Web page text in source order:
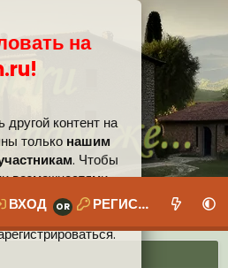
на
контент на
только нашим
. Чтобы
возможностями,
сообщество, вам
под своей
ВХОД РЕГИСТРАЦИЯ